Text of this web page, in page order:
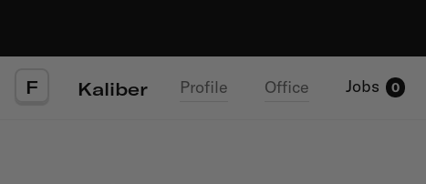
F Kaliber Profile Office Jobs 0